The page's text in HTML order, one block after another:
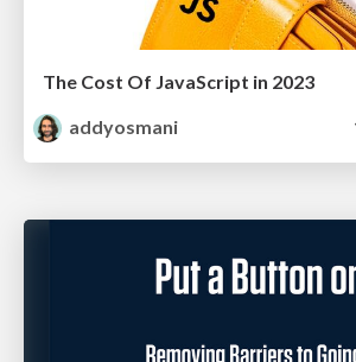
The Cost Of JavaScript in 2023
addyosmani